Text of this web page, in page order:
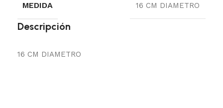
MEDIDA 16 CM DIAMETRO
Descripción
16 CM DIAMETRO